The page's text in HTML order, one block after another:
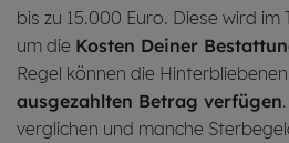
bis zu 15.000 Euro. Diese wird im
um die Kosten Deiner
Regel können die Hinterbliebenen
ausgezahlten Betrag verfügen
verglichen und manche